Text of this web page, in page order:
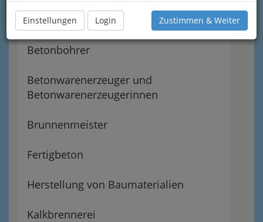
Einstellungen Login Zustimmen & Weiter
Baugerüste- & Baugeräteverleiher
Betonbohrer
Betonwarenerzeuger und
Betonwarenerzeugerinnen
Brunnenmeister
Fertigbeton
Herstellung von Baumaterialien
Kalkbrennerei